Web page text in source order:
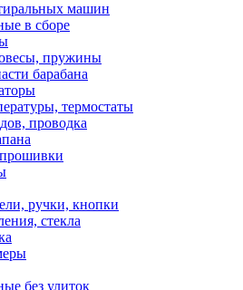
машин
в сборе
пружины
барабана
термостаты
проводка
ручки, кнопки
стекла
без улиток